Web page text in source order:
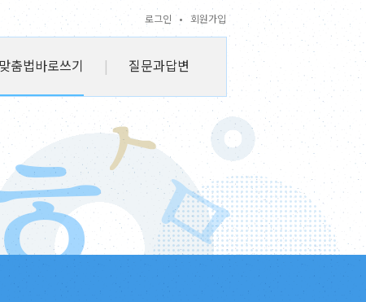
로그인 • 회원가입
맞춤법바로쓰기 | 질문과답변